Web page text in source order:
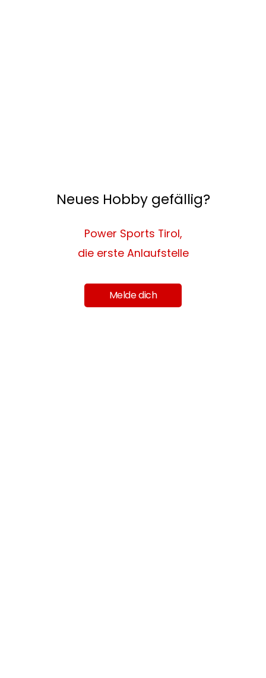
Neues Hobby gefällig?
Power Sports Tirol,
die erste Anlaufstelle
Melde dich